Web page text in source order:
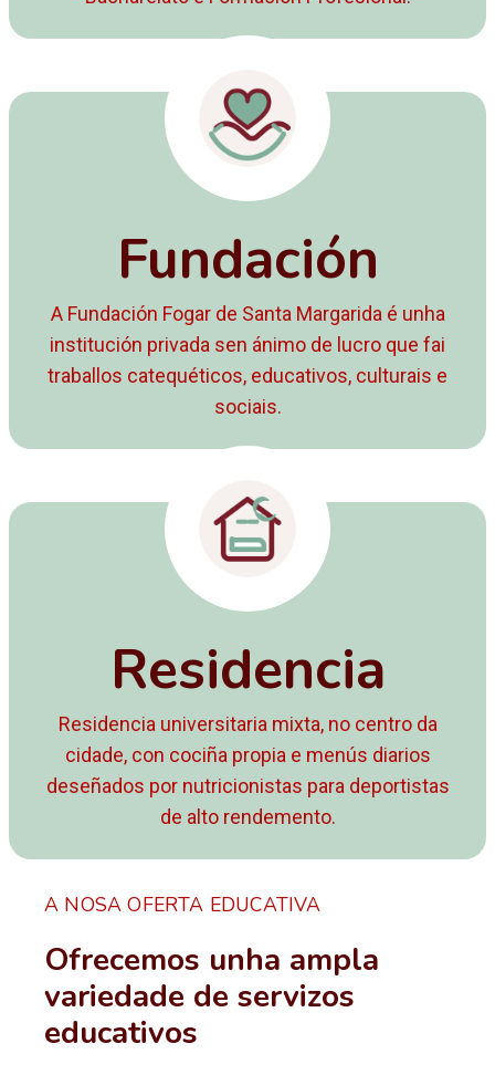
Fundación
A Fundación Fogar de Santa Margarida é unha
institución privada sen ánimo de lucro que fai
traballos catequéticos, educativos, culturais e
sociais.
Residencia
Residencia universitaria mixta, no centro da
cidade, con cociña propia e menús diarios
deseñados por nutricionistas para deportistas
de alto rendemento.
A NOSA OFERTA EDUCATIVA
Ofrecemos unha ampla
variedade de servizos
educativos